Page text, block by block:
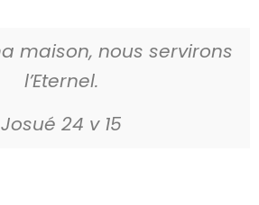
maison, nous servirons
l’Eternel.
Josué 24 v 15